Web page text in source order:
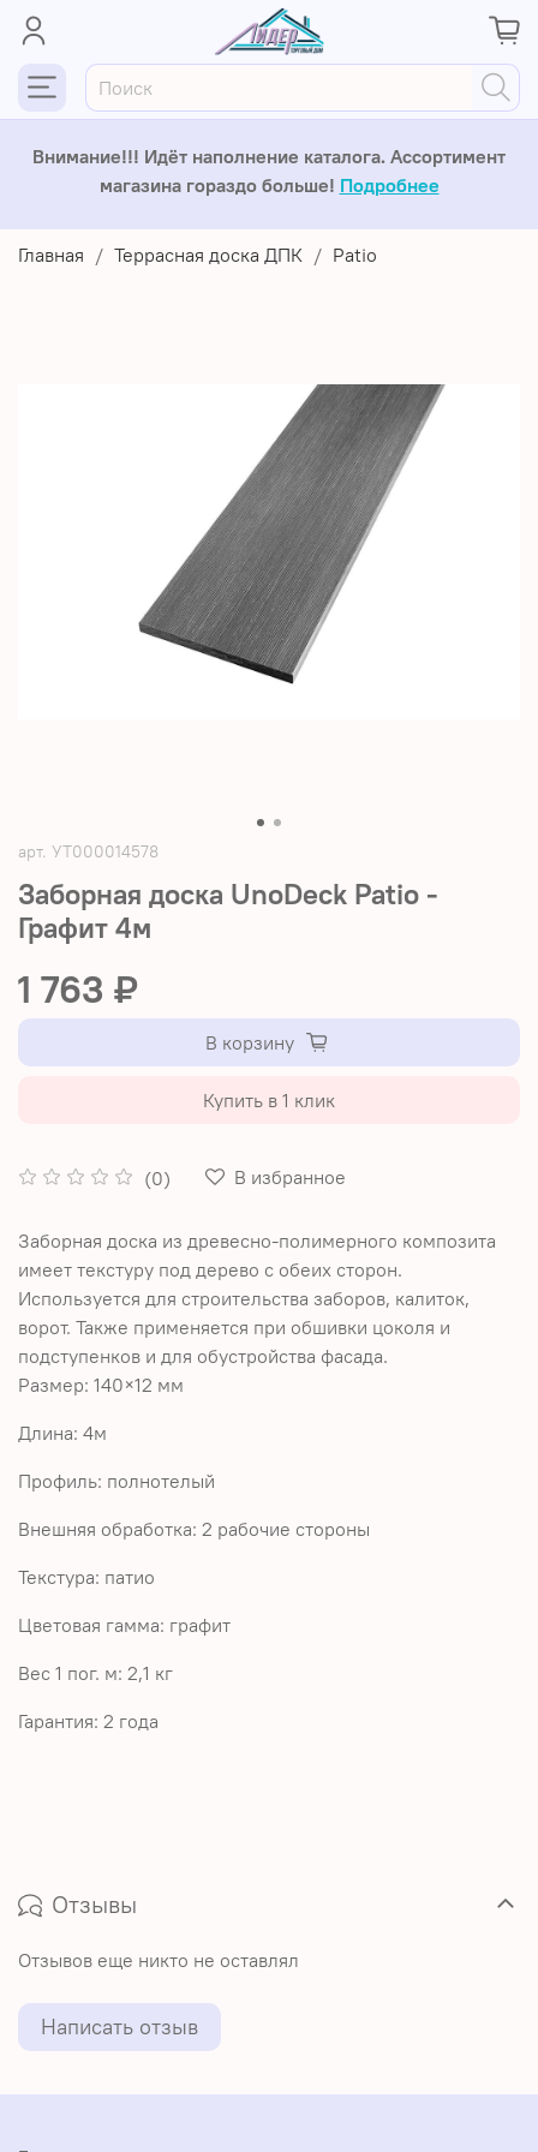
Внимание!!! Идёт наполнение каталога. Ассортимент
магазина гораздо больше! Подробнее
Главная Террасная доска ДПК Patio
арт. УТ000014578
Заборная доска UnoDeck Patio -
Графит 4м
(0) В избранное
1 763 ₽
В корзину
Купить в 1 клик
Заборная доска из древесно-полимерного композита
имеет текстуру под дерево с обеих сторон.
Используется для строительства заборов, калиток,
ворот. Также применяется при обшивки цоколя и
подступенков и для обустройства фасада.
Размер: 140×12 мм
Длина: 4м
Профиль: полнотелый
Внешняя обработка: 2 рабочие стороны
Текстура: патио
Цветовая гамма: графит
Вес 1 пог. м: 2,1 кг
Гарантия: 2 года
Отзывы
Отзывов еще никто не оставлял
Написать отзыв